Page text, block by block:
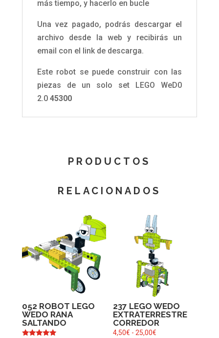
más tiempo, y hacerlo en bucle
Una vez pagado, podrás descargar el
archivo desde la web y recibirás un
email con el link de descarga.
Este robot se puede construir con las
piezas de un solo set LEGO WeD0
2.0 45300
PRODUCTOS
RELACIONADOS
052 ROBOT LEGO
WEDO RANA
SALTANDO
237 LEGO WEDO
EXTRATERRESTRE
CORREDOR
4,50€ - 25,00€